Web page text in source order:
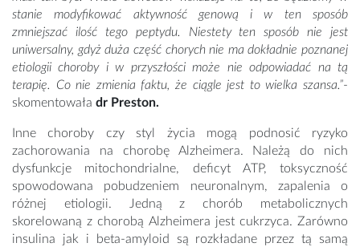
stanie modyfikować aktywność genową i w ten sposób
zmniejszać ilość tego peptydu. Niestety ten sposób nie jest
uniwersalny, gdyż duża część chorych nie ma dokładnie poznanej
etiologii choroby i w przyszłości może nie odpowiadać na tą
terapię. Co nie zmienia faktu, że ciągle jest to wielka szansa.”-
skomentowała dr Preston.
Inne choroby czy styl życia mogą podnosić ryzyko
zachorowania na chorobę Alzheimera. Należą do nich
dysfunkcje mitochondrialne, deficyt ATP, toksyczność
spowodowana pobudzeniem neuronalnym, zapalenia o
różnej etiologii. Jedną z chorób metabolicznych
skorelowaną z chorobą Alzheimera jest cukrzyca. Zarówno
insulina jak i beta-amyloid są rozkładane przez tą samą